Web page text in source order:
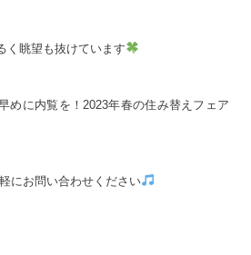
く眺望も抜けています
めに内覧を！2023年春の住み替えフェア
にお問い合わせください